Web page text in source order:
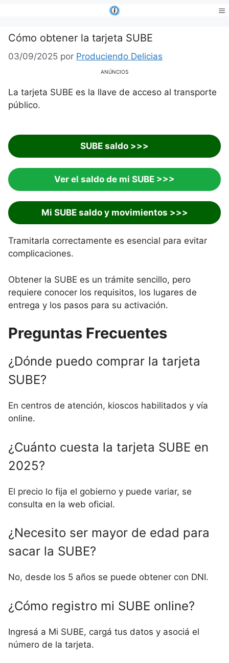
contenido
Cómo obtener la tarjeta SUBE
03/09/2025 por Produciendo Delicias
ANÚNCIOS
La tarjeta SUBE es la llave de acceso al transporte
público.
SUBE saldo >>>
Ver el saldo de mi SUBE >>>
Mi SUBE saldo y movimientos >>>
Tramitarla correctamente es esencial para evitar
complicaciones.
Obtener la SUBE es un trámite sencillo, pero
requiere conocer los requisitos, los lugares de
entrega y los pasos para su activación.
Preguntas Frecuentes
¿Dónde puedo comprar la tarjeta
SUBE?
En centros de atención, kioscos habilitados y vía
online.
¿Cuánto cuesta la tarjeta SUBE en
2025?
El precio lo fija el gobierno y puede variar, se
consulta en la web oficial.
¿Necesito ser mayor de edad para
sacar la SUBE?
No, desde los 5 años se puede obtener con DNI.
¿Cómo registro mi SUBE online?
Ingresá a Mi SUBE, cargá tus datos y asociá el
número de la tarjeta.